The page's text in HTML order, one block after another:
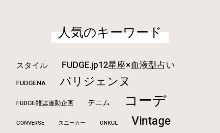
人気のキーワード
スタイル FUDGE.jp12星座×血液型占い
FUDGENA パリジェンヌ
FUDGE雑誌連動企画 デニム コーデ
CONVERSE スニーカー ONKUL Vintage